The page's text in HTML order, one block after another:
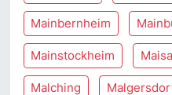
Mainbernheim
Mainstockheim
Malching